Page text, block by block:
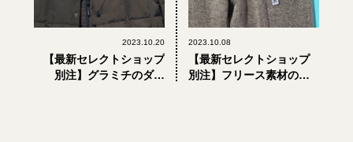
2023.10.20
【最新セレクトショップ
別注】グラミチのダウ
2023.10.08
【最新セレクトショップ
別注】フリース素材のグ